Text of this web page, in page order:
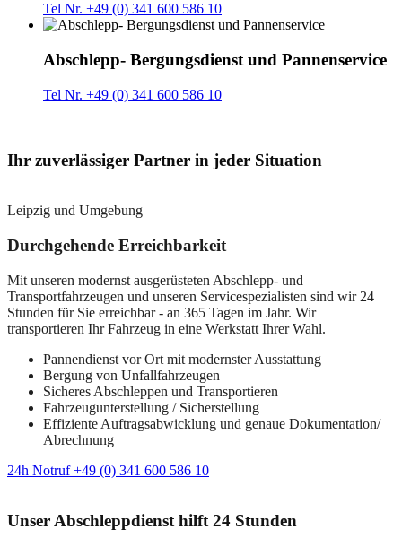
Tel Nr. +49 (0) 341 600 586 10
Abschlepp- Bergungsdienst und Pannenservice
Tel Nr. +49 (0) 341 600 586 10
Ihr zuverlässiger Partner in jeder Situation
Leipzig und Umgebung
Durchgehende Erreichbarkeit
Mit unseren modernst ausgerüsteten Abschlepp- und
Transportfahrzeugen und unseren Servicespezialisten sind wir 24
Stunden für Sie erreichbar - an 365 Tagen im Jahr. Wir
transportieren Ihr Fahrzeug in eine Werkstatt Ihrer Wahl.
Pannendienst vor Ort mit modernster Ausstattung
Bergung von Unfallfahrzeugen
Sicheres Abschleppen und Transportieren
Fahrzeugunterstellung / Sicherstellung
Effiziente Auftragsabwicklung und genaue Dokumentation/
Abrechnung
24h Notruf +49 (0) 341 600 586 10
Unser Abschleppdienst hilft 24 Stunden